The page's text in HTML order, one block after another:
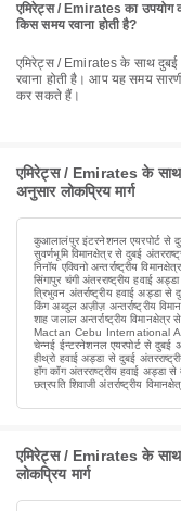
एमिरेट्स / Emirates का उपयोग
किस समय रवाना होती है?
एमिरेट्स / Emirates के साथ दुबई अंतरराष्ट्रीय हवाई अड्डा के लिए आख़िरी उड़ान 23:55 बजे
रवाना होती है। आप यह समय
कर सकते हैं।
एमिरेट्स / Emirates के साथ
अनुसार लोकप्रिय मार्ग
कुआलालंपुर इंटरनेशनल एयरपोर्ट से
सुवर्णभूमि विमानक्षेत्र से दुबई
निनॉय एक्विनो अन्तर्राष्ट्रीय
सिंगापुर चंगी अंतरराष्ट्रीय हवाई
त्रिभुवन अंतर्राष्ट्रीय हवाई अड्डा
किंग अब्दुल अज़ीज़ अन्तर्राष्ट्रीय
शाह जलाल अन्तर्राष्ट्रीय
Mactan Cebu International
चेन्नई ईन्टरनेशनल एयरपोर्ट से दुबई
हीथ्रो हवाई अड्डा से दुबई
हॉंग कॉंग अंतरराष्ट्रीय हवाई अड्डा
छत्रपति शिवाजी अंतर्राष्ट्रीय
एमिरेट्स / Emirates के साथ
लोकप्रिय मार्ग